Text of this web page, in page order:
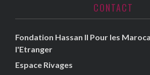
CONTACT
Fondation Hassan II Pour les
l'Etranger
Espace Rivages